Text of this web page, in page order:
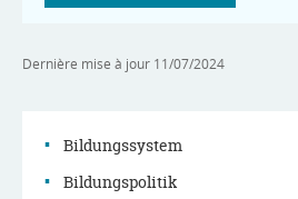
Dernière mise à jour 11/07/2024
Bildungssystem
Bildungspolitik